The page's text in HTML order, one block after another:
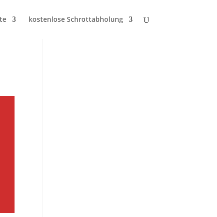
kostenlose Schrottabholung